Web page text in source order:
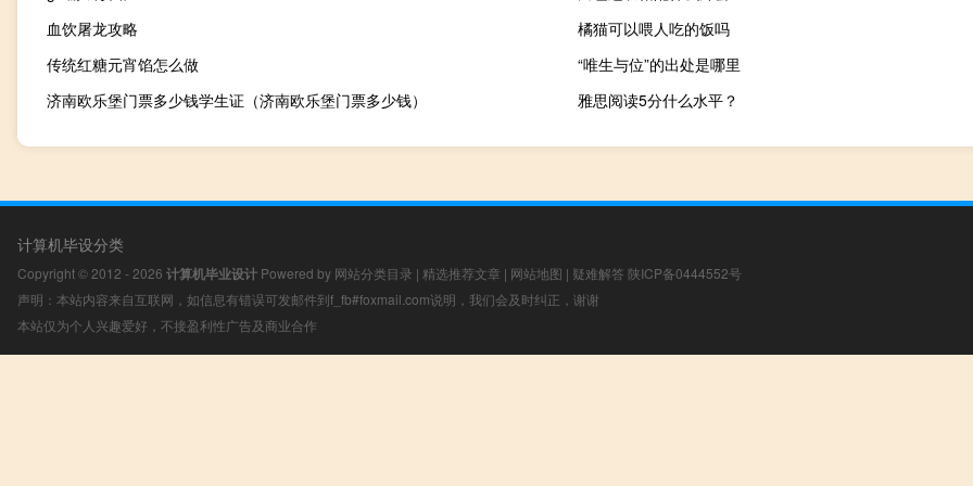
血饮屠龙攻略
橘猫可以喂人吃的饭吗
传统红糖元宵馅怎么做
“唯生与位”的出处是哪里
济南欧乐堡门票多少钱学生证（济南欧乐堡门票多少钱）
雅思阅读5分什么水平？
计算机毕设分类
Copyright © 2012 - 2026 计算机毕业设计 Powered by 网站分类目录 | 精选推荐文章 | 网站地图 | 疑难解答 陕ICP备0444552号
声明：本站内容来自互联网，如信息有错误可发邮件到f_fb#foxmail.com说明，我们会及时纠正，谢谢
本站仅为个人兴趣爱好，不接盈利性广告及商业合作